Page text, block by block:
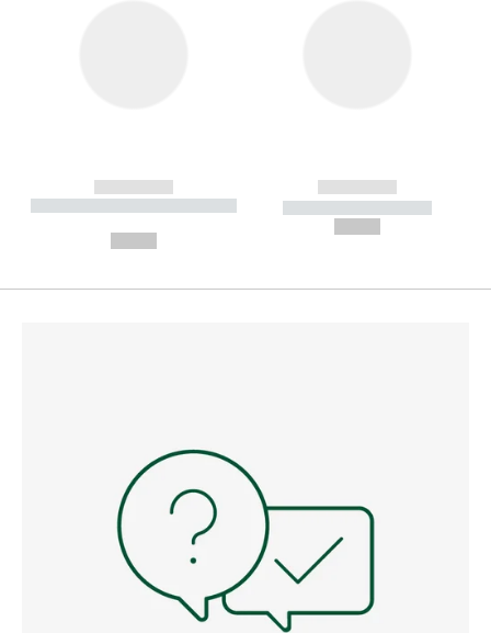
------------
----------- ----------- --------
------------
----------- -----------